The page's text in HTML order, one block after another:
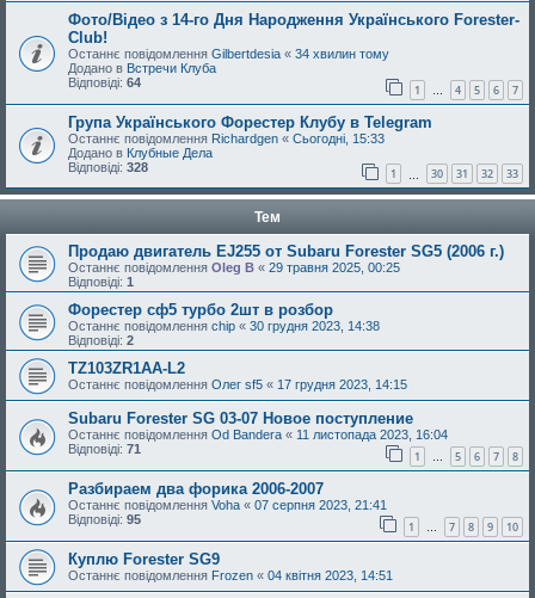
Фото/Відео з 14-го Дня Народження Українського Forester-
Club!
Останнє повідомлення Gilbertdesia « 34 хвилин тому
Додано в Встречи Клуба
Відповіді: 64 1 … 4 5 6 7
Група Українського Форестер Клубу в Telegram
Останнє повідомлення Richardgen « Сьогодні, 15:33
Додано в Клубные Дела
Відповіді: 328 1 30 31 32 33
Тем
Продаю двигатель EJ255 от Subaru Forester SG5 (2006 г.)
Останнє повідомлення Oleg B « 29 травня 2025, 00:25
Відповіді: 1
Форестер сф5 турбо 2шт в розбор
Останнє повідомлення chip « 30 грудня 2023, 14:38
Відповіді: 2
TZ103ZR1AA-L2
Останнє повідомлення Олег sf5 « 17 грудня 2023, 14:15
Subaru Forester SG 03-07 Новое поступление
Останнє повідомлення Od Bandera « 11 листопада 2023, 16:04
Відповіді: 71 1 … 5 6 7 8
Разбираем два форика 2006-2007
Останнє повідомлення Voha « 07 серпня 2023, 21:41
Відповіді: 95 1 … 7 8 9 10
Куплю Forester SG9
Останнє повідомлення Frozen « 04 квітня 2023, 14:51